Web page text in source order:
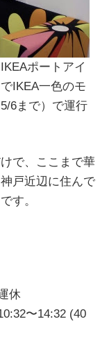
ポートアイ
IKEA一色のモ
6まで）で運行
で、ここまで華
戸近辺に住んで
す。
休
〜14:32 (40